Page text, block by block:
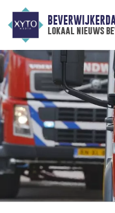
lokaal nieuws